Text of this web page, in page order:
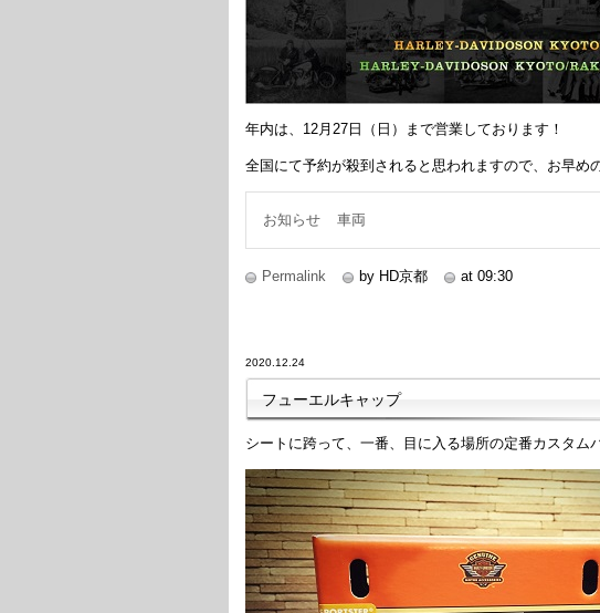
年内は、12月27日（日）まで営業しております！
全国にて予約が殺到されると思われますので、お早め
お知らせ 車両
Permalink by HD京都 at 09:30
2020.12.24
フューエルキャップ
シートに跨って、一番、目に入る場所の定番カスタム